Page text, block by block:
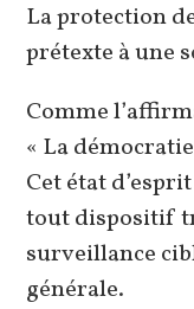
La protection
prétexte à une
Comme
« La
Cet état
tout dispositif
surveillance
générale.